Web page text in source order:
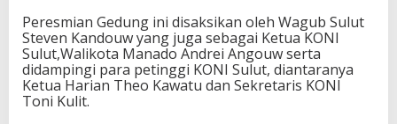
Peresmian Gedung ini disaksikan oleh Wagub Sulut
Steven Kandouw yang juga sebagai Ketua KONI
Sulut,Walikota Manado Andrei Angouw serta
didampingi para petinggi KONI Sulut, diantaranya
Ketua Harian Theo Kawatu dan Sekretaris KONI
Toni Kulit.